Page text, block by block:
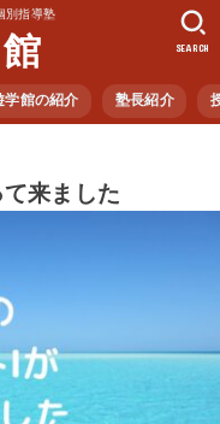
別指導塾
学館の紹介 塾長紹介
SEARCH
来ました